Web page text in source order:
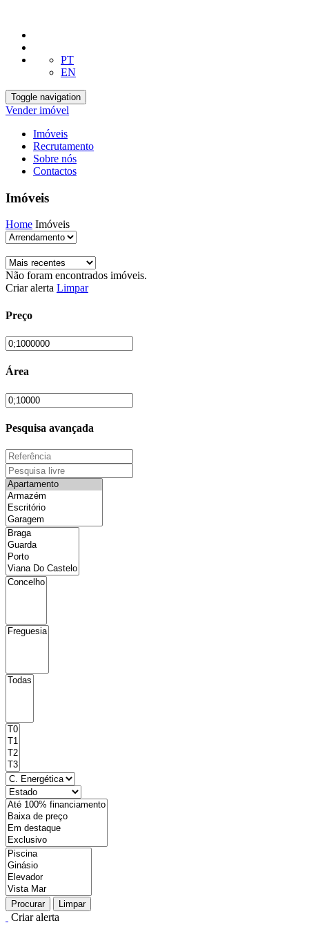
PT
EN
Toggle navigation
Vender imóvel
Imóveis
Recrutamento
Sobre nós
Contactos
Imóveis
Home Imóveis
Não foram encontrados imóveis.
Criar alerta Limpar
Preço
Área
Pesquisa avançada
Procurar Limpar
Criar alerta